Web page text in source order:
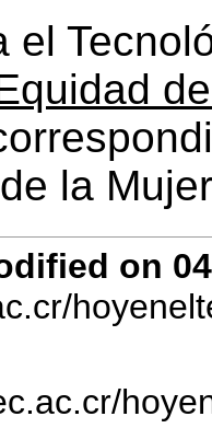
el
la
on